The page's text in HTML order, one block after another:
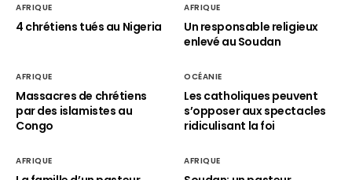
AFRIQUE
4 chrétiens tués au Nigeria
AFRIQUE
Un responsable religieux
enlevé au Soudan
AFRIQUE
Massacres de chrétiens
par des islamistes au
Congo
OCÉANIE
Les catholiques peuvent
s’opposer aux spectacles
ridiculisant la foi
AFRIQUE AFRIQUE